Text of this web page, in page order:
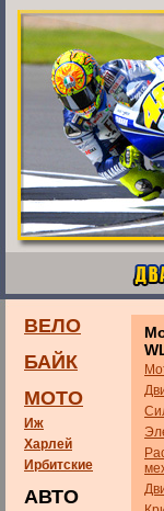
ВЕЛО
БАЙК
МОТО
Иж
Харлей
Ирбитские
АВТО